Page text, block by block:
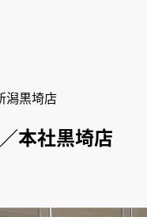
潟黒埼店
本社黒埼店